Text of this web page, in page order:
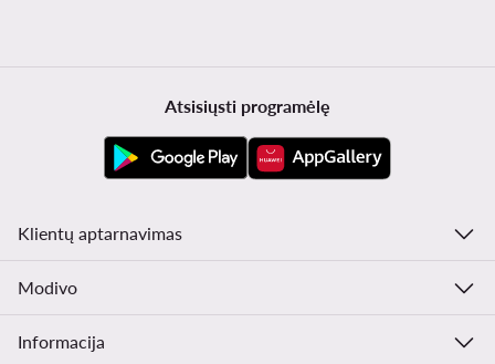
Atsisiųsti programėlę
Klientų aptarnavimas
Modivo
Informacija